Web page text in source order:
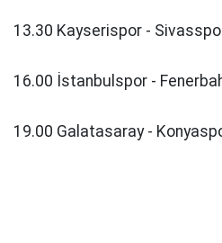
13.30 Kayserispor -
16.00 İstanbulspor -
19.00 Galatasaray -